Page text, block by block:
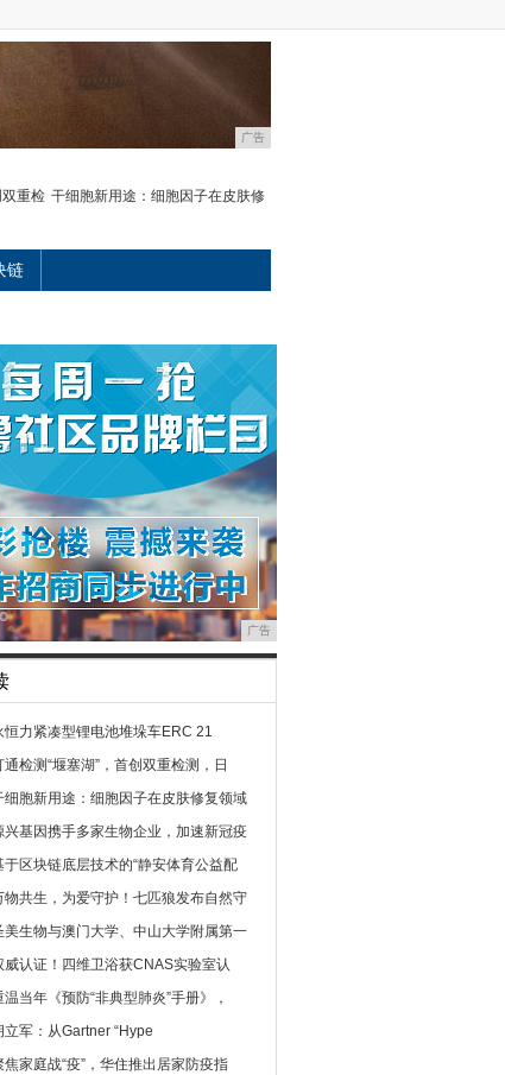
广告
双重检 干细胞新用途：细胞因子在皮肤修
链
广告
恒力紧凑型锂电池堆垛车ERC 21
通检测“堰塞湖”，首创双重检测，日
细胞新用途：细胞因子在皮肤修复领域
兴基因携手多家生物企业，加速新冠疫
于区块链底层技术的“静安体育公益配
物共生，为爱守护！七匹狼发布自然守
美生物与澳门大学、中山大学附属第一
威认证！四维卫浴获CNAS实验室认
温当年《预防“非典型肺炎”手册》，
立军：从Gartner “Hype
焦家庭战“疫”，华住推出居家防疫指